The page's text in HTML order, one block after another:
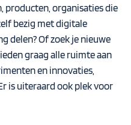
producten, organisaties die
bezig met digitale
delen? Of zoek je nieuwe
graag alle ruimte aan
en innovaties,
is uiteraard ook plek voor